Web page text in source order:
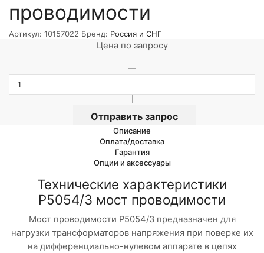
проводимости
Артикул: 10157022 Бренд: Россия и СНГ
Цена по запросу
Отправить запрос
Описание
Оплата/доставка
Гарантия
Опции и аксессуары
Технические характеристики
Р5054/3 мост проводимости
Мост проводимости Р5054/3 предназначен для
нагрузки трансформаторов напряжения при поверке их
на дифференциально-нулевом аппарате в цепях